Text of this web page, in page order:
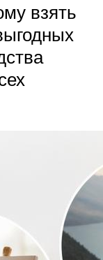
взять